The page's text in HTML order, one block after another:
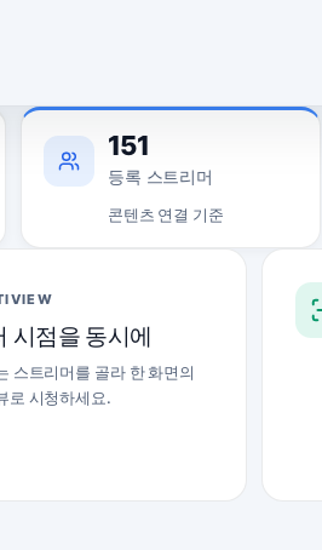
151
등록 스트리머
콘텐츠 연결 기준
시점을 동시에
스트리머를 골라 한 화면의
로 시청하세요.